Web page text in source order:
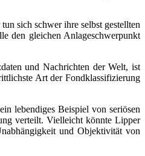
sich schwer ihre selbst gestellten
den gleichen Anlageschwerpunkt
und Nachrichten der Welt, ist
Art der Fondklassifizierung
lebendiges Beispiel von seriösen
verteilt. Vielleicht könnte Lipper
und Objektivität von